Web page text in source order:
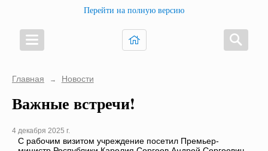
Перейти на полную версию
Главная → Новости
Важные встречи!
4 декабря 2025 г.
С рабочим визитом учреждение посетил Премьер-